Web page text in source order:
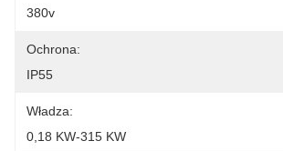
380v
Ochrona:
IP55
Władza:
0,18 KW-315 KW